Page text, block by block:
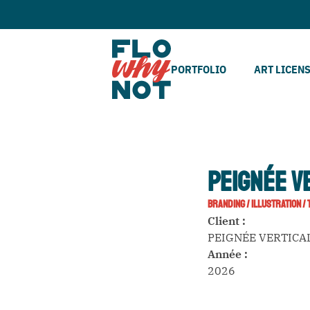
PORTFOLIO ART
PEIGNÉE
BRANDING/ILLUSTRATION/
Client :
PEIGNÉE
Année :
2026